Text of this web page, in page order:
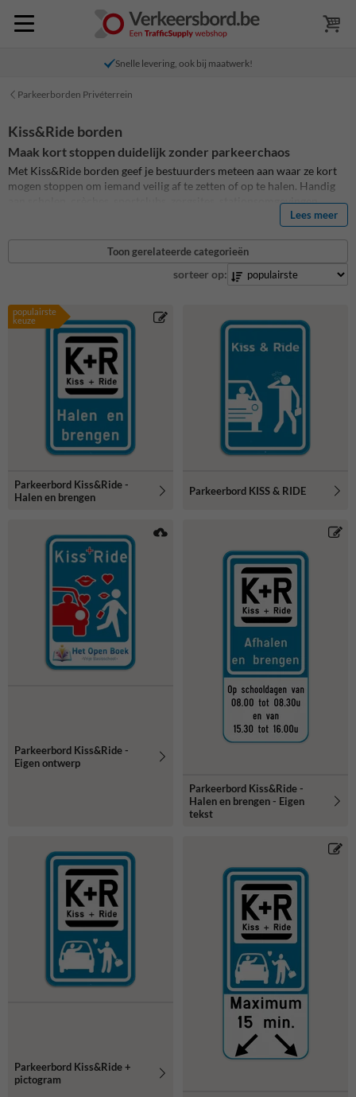
Snelle levering, ook bij maatwerk!
Parkeerborden Privéterrein
Kiss&Ride borden
Maak kort stoppen duidelijk zonder parkeerchaos
Met Kiss&Ride borden geef je bestuurders meteen aan waar ze kort
mogen stoppen om iemand veilig af te zetten of op te halen. Handig
aan scholen, crèches, sportclubs, zorgsites, stationsomgevingen,
kantoren en onthaalzones waar veel passage is op drukke momenten.
Zo maak je het verschil tussen even stoppen en blijven parkeren
Een goed Kiss&Ride bord helpt om de doorstroming rond je ingang,
brengzones, kiss-and-ride stroken, korte stopplaatsen of tijdelijke
afzetzones op privéterrein. Kies voor een bord met duidelijke tekst,
pictogram, pijl, tijdsbeperking of eigen boodschap. Wil je de opdruk
aanpassen aan je school, bedrijf of terrein? Dan maak je eenvoudig
een gepersonaliseerd bord via SignEditor.
Benieuwd hoe onze SignEditor werkt? Bekijk danonze
informatiepagina
Lees meer
Toon gerelateerde categorieën
sorteer op:
populairste
keuze
Parkeerbord Kiss&Ride -
Halen en brengen
Parkeerbord KISS & RIDE
Parkeerbord Kiss&Ride -
Eigen ontwerp
Parkeerbord Kiss&Ride -
Halen en brengen - Eigen
tekst
Parkeerbord Kiss&Ride +
pictogram